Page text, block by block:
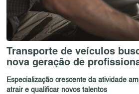
Transporte de veículos
nova geração de
Especialização crescente da atividade
atrair e qualificar novos talentos